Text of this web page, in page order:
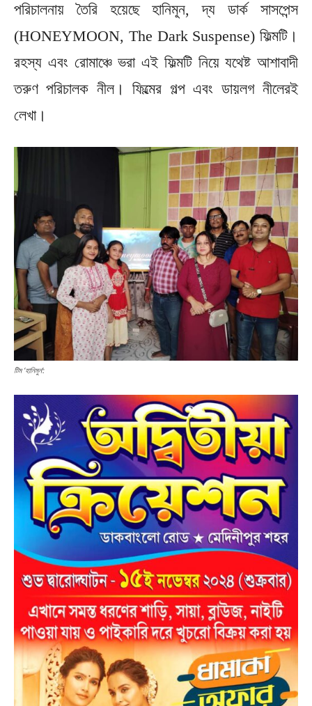
পরিচালনায় তৈরি হয়েছে হানিমুন, দ্য ডার্ক সাসপেন্স
(HONEYMOON, The Dark Suspense) ফিল্মটি।
রহস্য এবং রোমাঞ্চে ভরা এই ফিল্মটি নিয়ে যথেষ্ট আশাবাদী
তরুণ পরিচালক নীল। ফিল্মের গল্প এবং ডায়লগ নীলেরই
লেখা।
টিম ‘হানিমুন’: